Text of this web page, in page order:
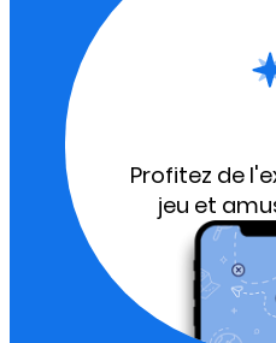
Profitez de
jeu et